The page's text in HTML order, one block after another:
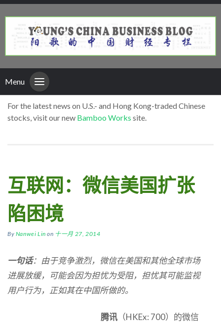
Menu
For the latest news on U.S.- and Hong Kong-traded Chinese
stocks, visit our new Bamboo Works site.
互联网：微信美国扩张
陷困境
By Nanwei Lin on 十一月 27, 2014
一句话：由于竞争激烈，微信在美国和其他全球市场
进展放缓，可能会因为担忧为受阻，担忧其可能监视
用户行为，正如其在中国所做的。
腾讯 （HKEx: 700）的微信